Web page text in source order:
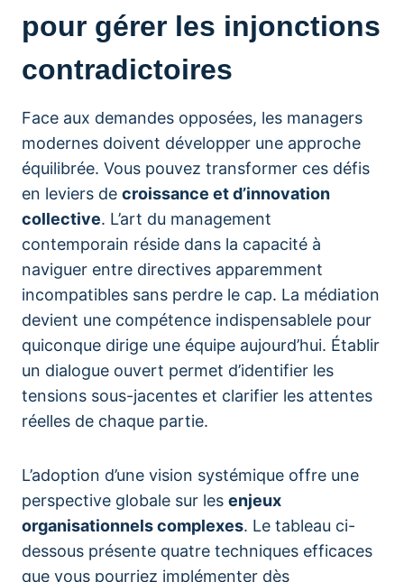
pour gérer les injonctions
contradictoires
Face aux demandes opposées, les managers
modernes doivent développer une approche
équilibrée. Vous pouvez transformer ces défis
en leviers de croissance et d’innovation
collective. L’art du management
contemporain réside dans la capacité à
naviguer entre directives apparemment
incompatibles sans perdre le cap. La médiation
devient une compétence indispensablele pour
quiconque dirige une équipe aujourd’hui. Établir
un dialogue ouvert permet d’identifier les
tensions sous-jacentes et clarifier les attentes
réelles de chaque partie.
L’adoption d’une vision systémique offre une
perspective globale sur les enjeux
organisationnels complexes. Le tableau ci-
dessous présente quatre techniques efficaces
que vous pourriez implémenter dès